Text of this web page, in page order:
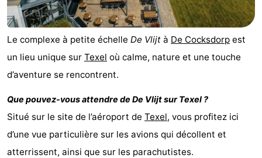
points
vue
la
Appartements
Bosch
Zee
-
Vlijt
Hoeve
Holland
-
Land
-
Le complexe à petite échelle De Vlijt à De Cocksdorp est
un lieu unique sur Texel où calme, nature et une touche
d’aventure se rencontrent.
Que pouvez-vous attendre de De Vlijtsur Texel ?
Situé sur le site de l’aéroport de Texel, vous profitez ici
d’une vue particulière sur les avions qui décollent et
atterrissent, ainsi que sur les parachutistes.